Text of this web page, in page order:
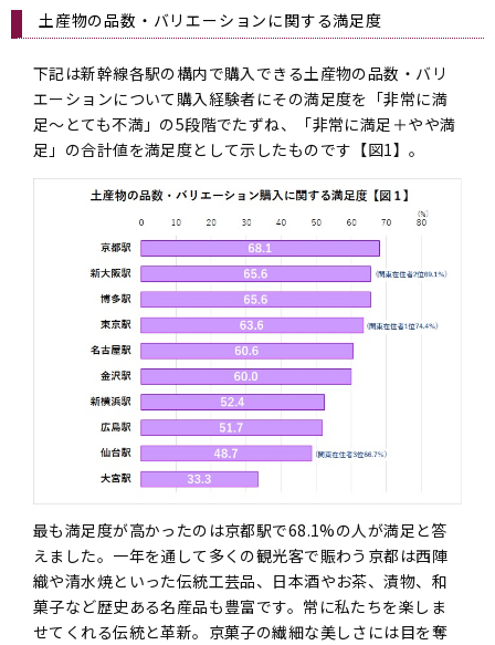
土産物の品数・バリエーションに関する満足度
下記は新幹線各駅の構内で購入できる土産物の品数・バリ
エーションについて購入経験者にその満足度を「非常に満
足～とても不満」の5段階でたずね、「非常に満足＋やや満
足」の合計値を満足度として示したものです【図1】。
最も満足度が高かったのは京都駅で68.1%の人が満足と答
えました。一年を通して多くの観光客で賑わう京都は西陣
織や清水焼といった伝統工芸品、日本酒やお茶、漬物、和
菓子など歴史ある名産品も豊富です。常に私たちを楽しま
せてくれる伝統と革新。京菓子の繊細な美しさには目を奪